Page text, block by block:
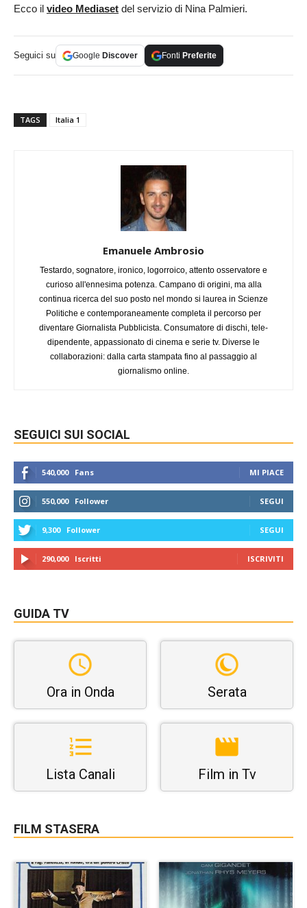
Ecco il video Mediaset del servizio di Nina Palmieri.
Seguici su Google Discover Fonti Preferite
TAGS Italia 1
Emanuele Ambrosio
Testardo, sognatore, ironico, logorroico, attento osservatore e
curioso all'ennesima potenza. Campano di origini, ma alla
continua ricerca del suo posto nel mondo si laurea in Scienze
Politiche e contemporaneamente completa il percorso per
diventare Giornalista Pubblicista. Consumatore di dischi, tele-
dipendente, appassionato di cinema e serie tv. Diverse le
collaborazioni: dalla carta stampata fino al passaggio al
giornalismo online.
SEGUICI SUI SOCIAL
540,000 Fans MI PIACE
550,000 Follower SEGUI
9,300 Follower SEGUI
290,000 Iscritti ISCRIVITI
GUIDA TV
Ora in Onda Serata
Lista Canali Film in Tv
FILM STASERA